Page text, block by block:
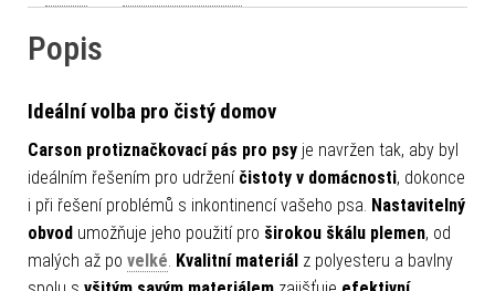
Popis
Ideální volba pro čistý domov
Carson protiznačkovací pás pro psy je navržen tak, aby byl
ideálním řešením pro udržení čistoty v domácnosti, dokonce
i při řešení problémů s inkontinencí vašeho psa. Nastavitelný
obvod umožňuje jeho použití pro širokou škálu plemen, od
malých až po velké. Kvalitní materiál z polyesteru a bavlny